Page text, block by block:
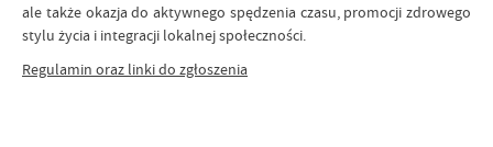
ale także okazja do aktywnego spędzenia czasu, promocji zdrowego
stylu życia i integracji lokalnej społeczności.
Regulamin oraz linki do zgłoszenia